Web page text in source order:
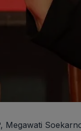
Megawati